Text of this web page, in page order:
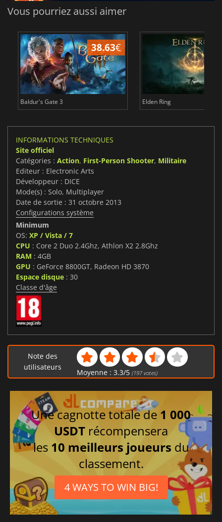
Vous pourriez aussi aimer
38.63€
Baldur's Gate 3 Elden Ring
INFORMATIONS TECHNIQUES
Site officiel
Catégories : Action, First-Person Shooter, Militaire
Editeur : Electronic Arts
Développeur : DICE
Mode(s) : Solo, Multiplayer
Date de sortie : 31 octobre 2013
Configurations système
Minimum
OS: XP / Vista / 7
CPU : Core 2 Duo 2.4Ghz, Athlon X2 2.8Ghz
RAM : 4GB
GPU : GeForce 8800GT, Radeon HD 3870
Espace disque : 30
Classe d'âge
Note des
utilisateurs
Moyenne : 3.3/5 (197votes)
Une cagnotte totale de 1 000
USDT récompensera
les 10 meilleurs joueurs du
classement.
4 WAYS TO WIN BIG!